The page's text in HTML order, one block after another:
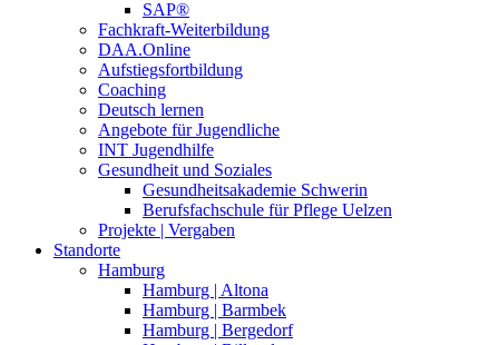
SAP®
Fachkraft-Weiterbildung
DAA.Online
Aufstiegsfortbildung
Coaching
Deutsch lernen
Angebote für Jugendliche
INT Jugendhilfe
Gesundheit und Soziales
Gesundheitsakademie Schwerin
Berufsfachschule für Pflege Uelzen
Projekte | Vergaben
Standorte
Hamburg
Hamburg | Altona
Hamburg | Barmbek
Hamburg | Bergedorf